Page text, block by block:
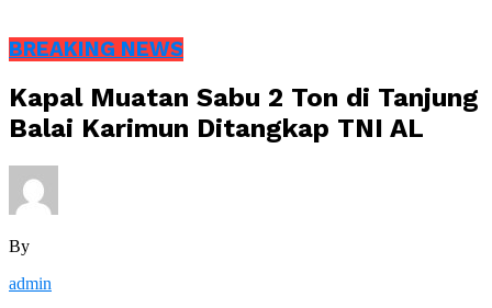
BREAKING NEWS
Kapal Muatan Sabu 2 Ton di Tanjung
Balai Karimun Ditangkap TNI AL
By
admin